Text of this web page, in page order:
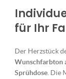
für Ihr
Der Herzstück
Wunschfarbton
Sprühdose . Die